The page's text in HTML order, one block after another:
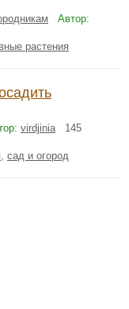
Автор:
растения
virdjinia145
, сад и огород